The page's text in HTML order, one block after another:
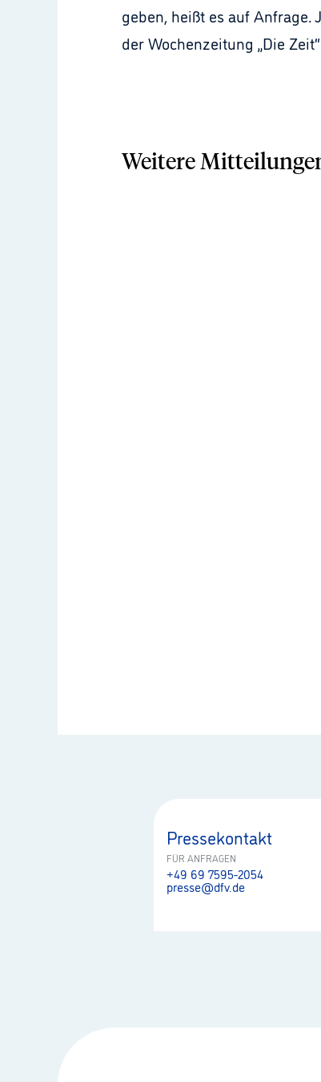
geben, heißt es auf
der Wochenzeitung „Die
Weitere
Pressekontakt
FÜR ANFRAGEN
+49 69 7595-2054
presse@dfv.de